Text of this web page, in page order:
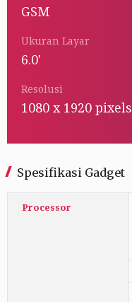
GSM
Ukuran Layar
6.0'
Resolusi
1080 x 1920 pixels
Spesifikasi Gadget
Processor